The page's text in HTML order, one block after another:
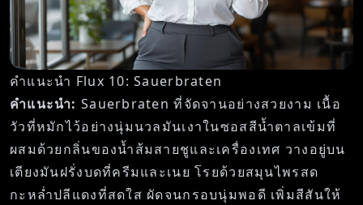
คำแนะนำ Flux 10: Sauerbraten
คำแนะนำ: Sauerbraten ที่จัดจานอย่างสวยงาม เนื้อ
วัวที่หมักไว้อย่างนุ่มนวลมันเงาในซอสสีน้ำตาลเข้มที่
ผสมด้วยกลิ่นของน้ำส้มสายชูและเครื่องเทศ วางอยู่บน
เตียงมันฝรั่งบดที่ครีมและเนย โรยด้วยสมุนไพรสด
กะหล่ำปลีแดงที่สดใส ผัดจนกรอบนุ่มพอดี เพิ่มสีสันให้